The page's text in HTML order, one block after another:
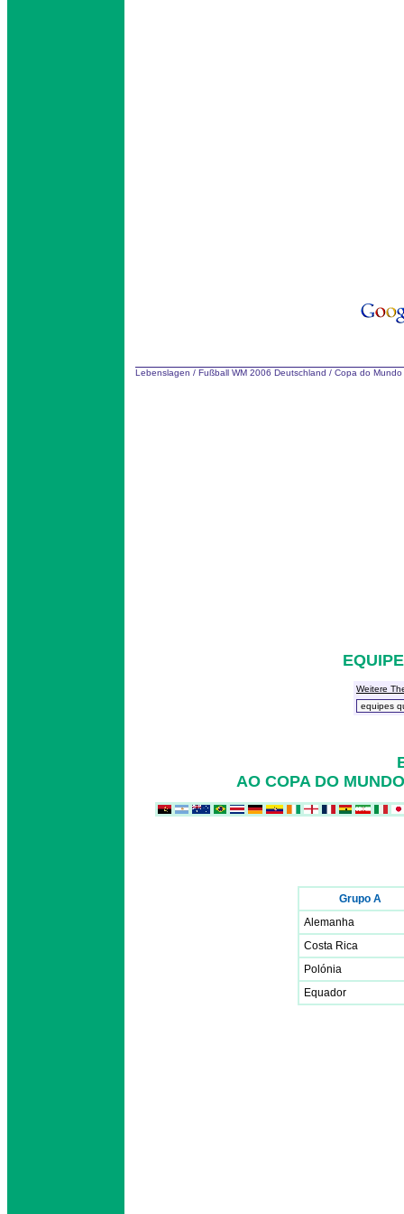
Lebenslagen / Fußball WM 2006 Deutschland / Copa do
Weitere
AO COPA DO
Grupo A
Alemanha
Costa Rica
Polónia
Equador